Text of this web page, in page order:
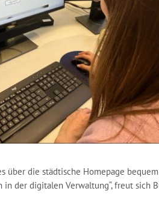
über die städtische Homepage
der digitalen Verwaltung“, freut sich